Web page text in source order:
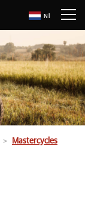
Nl
Mastercycles